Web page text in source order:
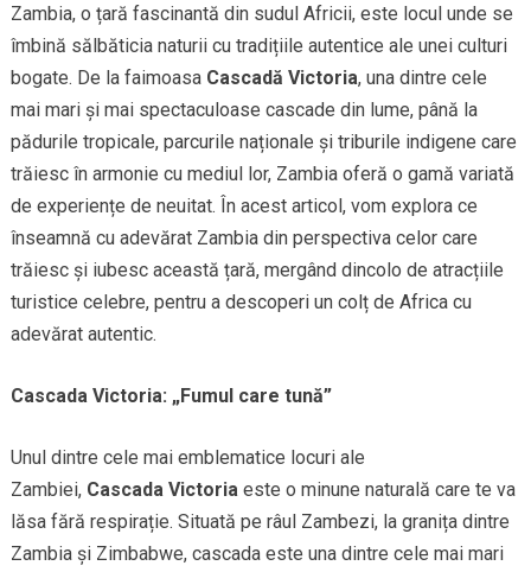
Zambia, o țară fascinantă din sudul Africii, este locul unde se
îmbină sălbăticia naturii cu tradițiile autentice ale unei culturi
bogate. De la faimoasa Cascadă Victoria, una dintre cele
mai mari și mai spectaculoase cascade din lume, până la
pădurile tropicale, parcurile naționale și triburile indigene care
trăiesc în armonie cu mediul lor, Zambia oferă o gamă variată
de experiențe de neuitat. În acest articol, vom explora ce
înseamnă cu adevărat Zambia din perspectiva celor care
trăiesc și iubesc această țară, mergând dincolo de atracțiile
turistice celebre, pentru a descoperi un colț de Africa cu
adevărat autentic.
Cascada Victoria: „Fumul care tună”
Unul dintre cele mai emblematice locuri ale
Zambiei, Cascada Victoria este o minune naturală care te va
lăsa fără respirație. Situată pe râul Zambezi, la granița dintre
Zambia și Zimbabwe, cascada este una dintre cele mai mari